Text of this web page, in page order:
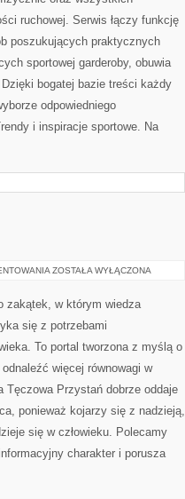
ruchowej. Serwis łączy funkcję
poszukujących praktycznych
sportowej garderoby, obuwia
bogatej bazie treści każdy
odpowiedniego
i inspiracje sportowe. Na
HISTORIE
ZOSTAŁA WYŁĄCZONA
zakątek, w którym wiedza
się z potrzebami
To portal tworzona z myślą o
więcej równowagi w
Tęczowa Przystań dobrze oddaje
ponieważ kojarzy się z nadzieją,
się w człowieku. Polecamy
charakter i porusza